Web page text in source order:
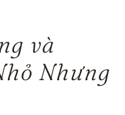
và
Nhưng